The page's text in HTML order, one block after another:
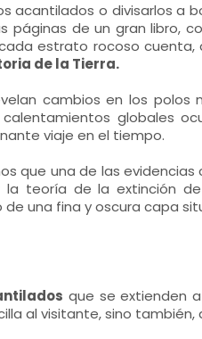
acantilados o divisarlos a
páginas de un gran libro,
estrato rocoso
de la Tierra.
cambios en los polos
globales
viaje en el tiempo.
que una de las
teoría de la extinción
una fina y oscura capa
que se extienden
al visitante, sino